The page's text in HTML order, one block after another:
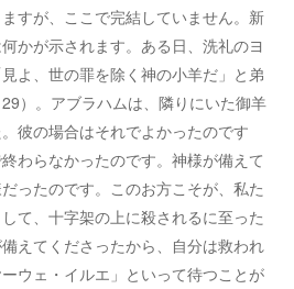
すが、ここで完結していません。新
かが示されます。ある日、洗礼のヨ
よ、世の罪を除く神の小羊だ」と弟
）。アブラハムは、隣りにいた御羊
彼の場合はそれでよかったのです
わらなかったのです。神様が備えて
ったのです。このお方こそが、私た
て、十字架の上に殺されるに至った
えてくださったから、自分は救われ
ウェ・イルエ」といって待つことが